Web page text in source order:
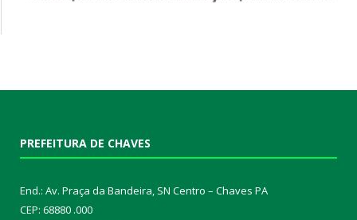
PREFEITURA DE CHAVES
End.: Av. Praça da Bandeira, SN Centro – Chaves PA
CEP: 68880 .000